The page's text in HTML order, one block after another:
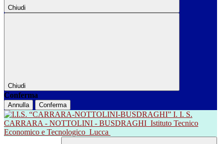
Chiudi
Chiudi
Conferma
Annulla Conferma
I. I. S.
CARRARA - NOTTOLINI - BUSDRAGHI Istituto Tecnico
Economico e Tecnologico Lucca